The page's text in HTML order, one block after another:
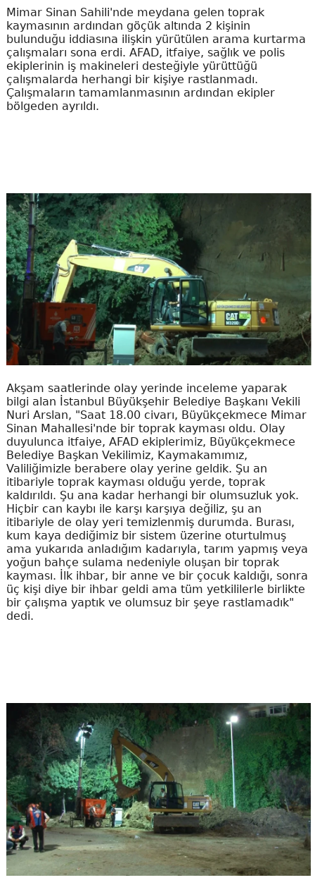
Mimar Sinan Sahili'nde meydana gelen toprak
kaymasının ardından göçük altında 2 kişinin
bulunduğu iddiasına ilişkin yürütülen arama kurtarma
çalışmaları sona erdi. AFAD, itfaiye, sağlık ve polis
ekiplerinin iş makineleri desteğiyle yürüttüğü
çalışmalarda herhangi bir kişiye rastlanmadı.
Çalışmaların tamamlanmasının ardından ekipler
bölgeden ayrıldı.
Akşam saatlerinde olay yerinde inceleme yaparak
bilgi alan İstanbul Büyükşehir Belediye Başkanı Vekili
Nuri Arslan, "Saat 18.00 civarı, Büyükçekmece Mimar
Sinan Mahallesi'nde bir toprak kayması oldu. Olay
duyulunca itfaiye, AFAD ekiplerimiz, Büyükçekmece
Belediye Başkan Vekilimiz, Kaymakamımız,
Valiliğimizle berabere olay yerine geldik. Şu an
itibariyle toprak kayması olduğu yerde, toprak
kaldırıldı. Şu ana kadar herhangi bir olumsuzluk yok.
Hiçbir can kaybı ile karşı karşıya değiliz, şu an
itibariyle de olay yeri temizlenmiş durumda. Burası,
kum kaya dediğimiz bir sistem üzerine oturtulmuş
ama yukarıda anladığım kadarıyla, tarım yapmış veya
yoğun bahçe sulama nedeniyle oluşan bir toprak
kayması. İlk ihbar, bir anne ve bir çocuk kaldığı, sonra
üç kişi diye bir ihbar geldi ama tüm yetkililerle birlikte
bir çalışma yaptık ve olumsuz bir şeye rastlamadık"
dedi.